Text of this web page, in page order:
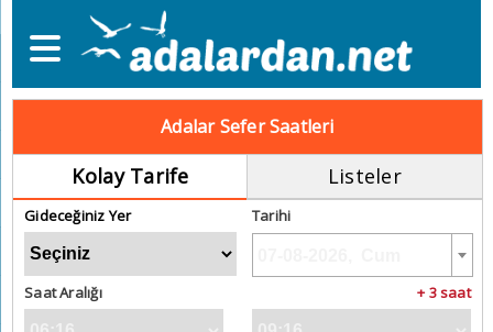
Adalar Sefer Saatleri
Kolay Tarife Listeler
Gideceğiniz Yer Tarihi
Saat Aralığı + 3 saat